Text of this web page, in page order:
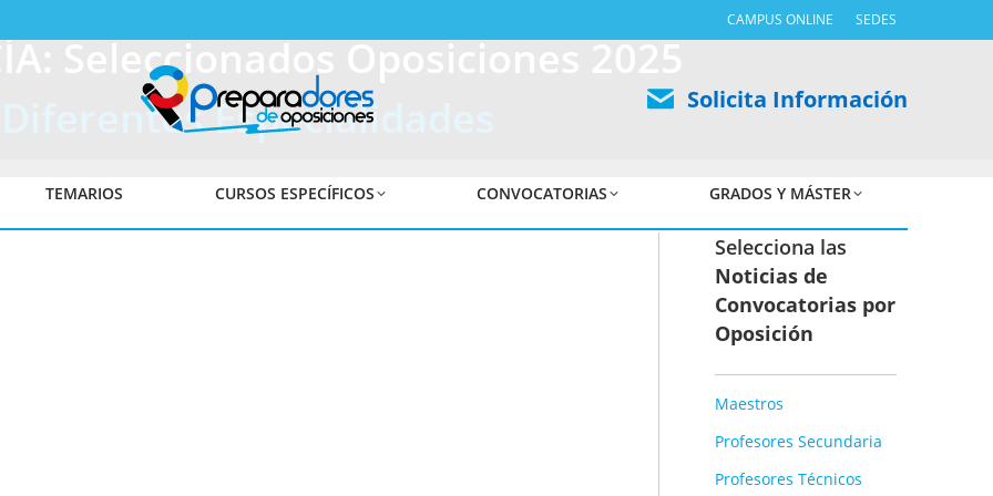
CAMPUS ONLINE SEDES
Solicita Información
TEMARIOS CURSOS ESPECÍFICOS CONVOCATORIAS GRADOS Y MÁSTER
Seleccionados Oposiciones 2025
Diferentes Especialidades
Selecciona las
Noticias de
Convocatorias por
Oposición
Maestros
Profesores Secundaria
Profesores Técnicos